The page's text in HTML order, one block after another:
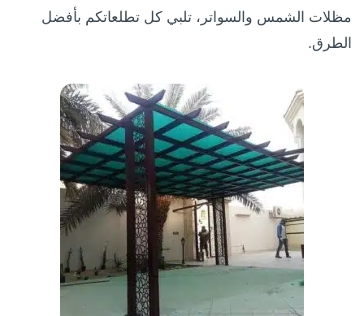
مظلات الشمس والسواتر، تلبي كل تطلعاتكم بأفضل
الطرق.